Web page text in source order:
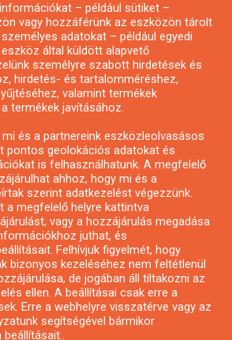
vagy hírlevél
– például sütiket –
vagy hozzáférünk az eszközön tárolt
adatokat – például egyedi
által küldött alapvető
személyre szabott hirdetések és
hirdetés- és tartalomméréshez,
valamint termékek
termékek javításához.
mi és a partnereink eszközleolvasásos
pontos geolokációs adatokat és
is felhasználhatunk. A megfelelő
ahhoz, hogy mi és a
szerint adatkezelést végezzünk.
a megfelelő helyre kattintva
vagy a hozzájárulás megadása
juthat, és
Felhívjuk figyelmét, hogy
bizonyos kezeléséhez nem feltétlenül
de jogában áll tiltakozni az
ellen. A beállításai csak erre a
Erre a webhelyre visszatérve vagy az
segítségével bármikor